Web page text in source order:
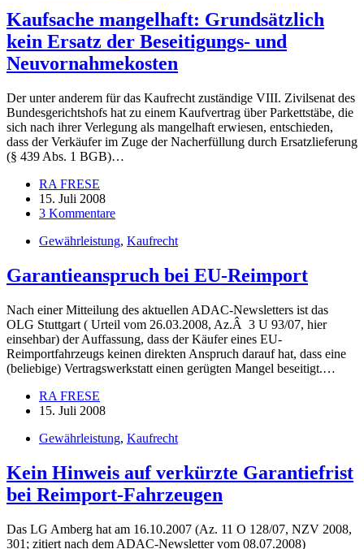
Kaufsache mangelhaft: Grundsätzlich
kein Ersatz der Beseitigungs- und
Neuvornahmekosten
Der unter anderem für das Kaufrecht zuständige VIII. Zivilsenat des
Bundesgerichtshofs hat zu einem Kaufvertrag über Parkettstäbe, die
sich nach ihrer Verlegung als mangelhaft erwiesen, entschieden,
dass der Verkäufer im Zuge der Nacherfüllung durch Ersatzlieferung
(§ 439 Abs. 1 BGB)…
RA FRESE
15. Juli 2008
3 Kommentare
Gewährleistung, Kaufrecht
Garantieanspruch bei EU-Reimport
Nach einer Mitteilung des aktuellen ADAC-Newsletters ist das
OLG Stuttgart ( Urteil vom 26.03.2008, Az.Â 3 U 93/07, hier
einsehbar) der Auffassung, dass der Käufer eines EU-
Reimportfahrzeugs keinen direkten Anspruch darauf hat, dass eine
(beliebige) Vertragswerkstatt einen gerügten Mangel beseitigt.…
RA FRESE
15. Juli 2008
Gewährleistung, Kaufrecht
Kein Hinweis auf verkürzte Garantiefrist
bei Reimport-Fahrzeugen
Das LG Amberg hat am 16.10.2007 (Az. 11 O 128/07, NZV 2008,
301; zitiert nach dem ADAC-Newsletter vom 08.07.2008)